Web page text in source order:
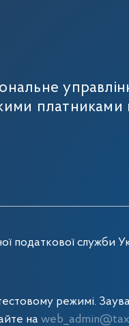
платниками
податкової служби
режимі.
на